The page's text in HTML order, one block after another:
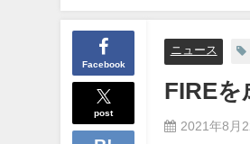
【画像】人気Vチューバーさ
【悲報】2050年の日本、独
Powered by livedoor 相互
Facebook
post
ニュース
FIRE
2021年8月